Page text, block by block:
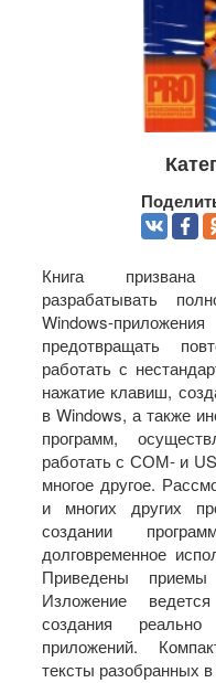
Книга призвана
разрабатывать
Windows-
предотвращать
работать с
нажатие клавиш,
в Windows, а также
программ,
работать с СОМ- и
многое другое.
и многих других
создании
долговременное
Приведены
Изложение
создания реально
приложений.
тексты разобранных